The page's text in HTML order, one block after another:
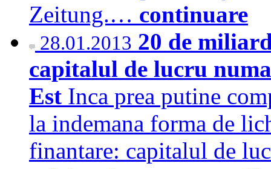
Zeitung.… continuare
28.01.2013 20 de
capitalul de lucru
Est Inca prea putine
la indemana forma de
finantare: capitalul de